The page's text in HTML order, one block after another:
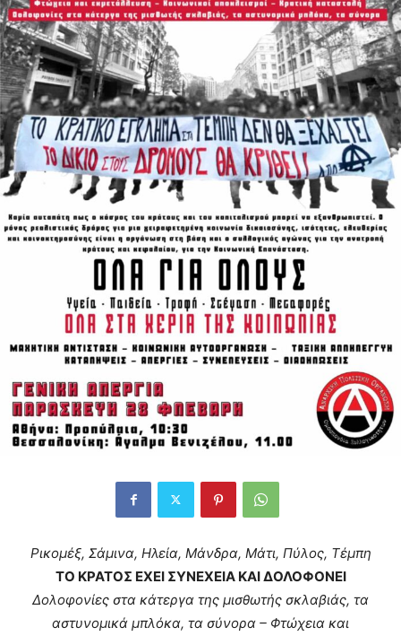
Ρικομέξ, Σάμινα, Ηλεία, Μάνδρα, Μάτι, Πύλος, Τέμπη
ΤΟ ΚΡΑΤΟΣ ΕΧΕΙ ΣΥΝΕΧΕΙΑ ΚΑΙ ΔΟΛΟΦΟΝΕΙ
Δολοφονίες στα κάτεργα της μισθωτής σκλαβιάς, τα
αστυνομικά μπλόκα, τα σύνορα – Φτώχεια και